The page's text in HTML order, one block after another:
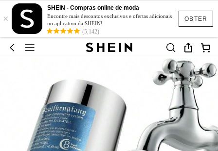
OBTER
×
SHEIN - Compras online de moda
Encontre mais descontos exclusivos e ofertas adicionais
no aplicativo da SHEIN!
(5,142)